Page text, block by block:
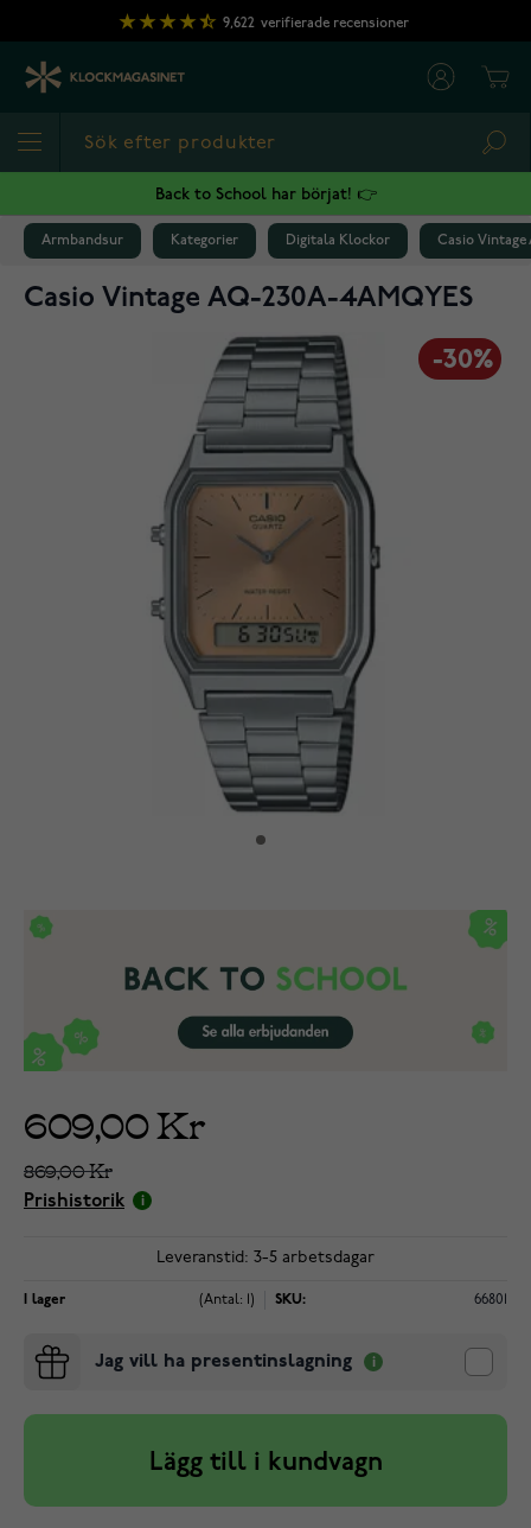
Hoppa till innehållet
9,622 verifierade recensioner
Back to School har börjat! 👉
Armbandsur Kategorier Digitala Klockor Casio Vintage
Casio Vintage AQ-230A-4AMQYES
-30%
609,00 Kr
869,00 Kr
Prishistorik
Leveranstid: 3-5 arbetsdagar
I lager (Antal: 1) SKU: 66801
Jag vill ha presentinslagning
Lägg till i kundvagn